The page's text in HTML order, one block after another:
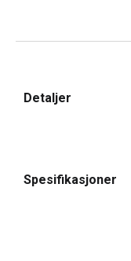
Detaljer
Spesifikasjoner